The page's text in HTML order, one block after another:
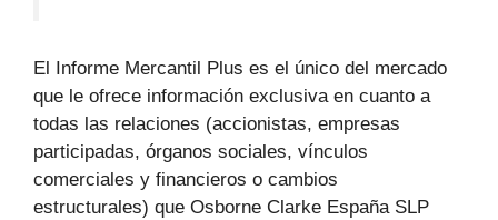
El Informe Mercantil Plus es el único del mercado
que le ofrece información exclusiva en cuanto a
todas las relaciones (accionistas, empresas
participadas, órganos sociales, vínculos
comerciales y financieros o cambios
estructurales) que Osborne Clarke España SLP